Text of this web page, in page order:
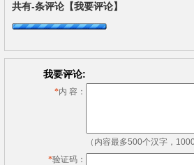
共有-条评论 【我要评论】
我要评论:
*内 容：
（内容最多500个汉字，
*验证码：